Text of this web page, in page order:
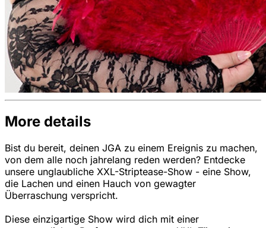
More details
Bist du bereit, deinen JGA zu einem Ereignis zu machen,
von dem alle noch jahrelang reden werden? Entdecke
unsere unglaubliche XXL-Striptease-Show - eine Show,
die Lachen und einen Hauch von gewagter
Überraschung verspricht.
Diese einzigartige Show wird dich mit einer